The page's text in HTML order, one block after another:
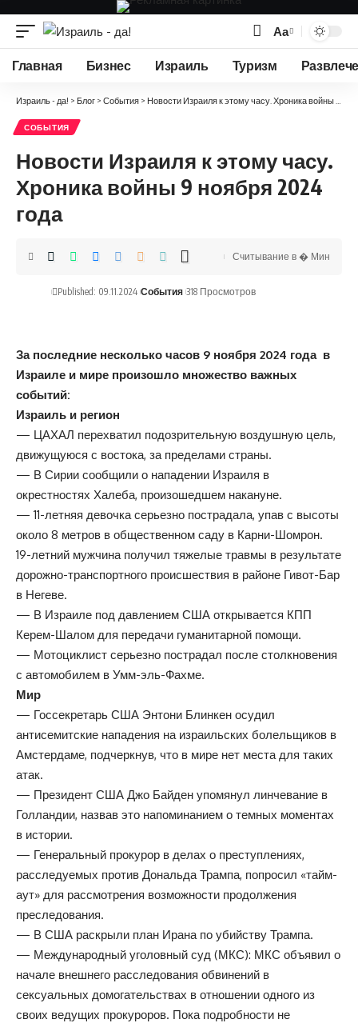
Изменение
размера
Аа
Главная Бизнес Израиль Туризм
Израиль - да! > Блог > События > Новости Израиля к этому часу. Хроника войны 9 ноября 2024 года
СОБЫТИЯ
Новости Израиля к этому часу.
Хроника войны 9 ноября 2024
года
Published: 09.11.2024 События 318 Просмотров
Считывание в � Мин
За последние несколько часов 9 ноября 2024 года в
Израиле и мире произошло множество важных
событий:
Израиль и регион
— ЦАХАЛ перехватил подозрительную воздушную цель,
движущуюся с востока, за пределами страны.
— В Сирии сообщили о нападении Израиля в
окрестностях Халеба, произошедшем накануне.
— 11-летняя девочка серьезно пострадала, упав с высоты
около 8 метров в общественном саду в Карни-Шомрон.
19-летний мужчина получил тяжелые травмы в результате
дорожно-транспортного происшествия в районе Гивот-Бар
в Негеве.
— В Израиле под давлением США открывается КПП
Керем-Шалом для передачи гуманитарной помощи.
— Мотоциклист серьезно пострадал после столкновения
с автомобилем в Умм-эль-Фахме.
Мир
— Госсекретарь США Энтони Блинкен осудил
антисемитские нападения на израильских болельщиков в
Амстердаме, подчеркнув, что в мире нет места для таких
атак.
— Президент США Джо Байден упомянул линчевание в
Голландии, назвав это напоминанием о темных моментах
в истории.
— Генеральный прокурор в делах о преступлениях,
расследуемых против Дональда Трампа, попросил «тайм-
аут» для рассмотрения возможности продолжения
преследования.
— В США раскрыли план Ирана по убийству Трампа.
— Международный уголовный суд (МКС): МКС объявил о
начале внешнего расследования обвинений в
сексуальных домогательствах в отношении одного из
своих ведущих прокуроров. Пока подробности не